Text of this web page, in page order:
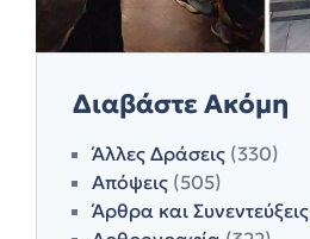
Διαβάστε Ακόμη
Άλλες Δράσεις (330)
Απόψεις (505)
Άρθρα και Συνεντεύξεις